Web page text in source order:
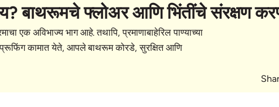
बेसिक्स
अल्ट्राटेक बिल्डिंग सोल्युशन्स
बाथरूमचे फ्लोअर आणि भिंतींचे संरक्षण
एक अविभाज्य भाग आहे. तथापि, प्रमाणाबाहेरिल पाण्याच्या
कामात येते, आपले बाथरूम कोरडे, सुरक्षित आणि